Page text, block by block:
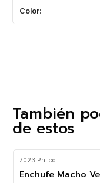
Color:
También
de estos
-50% OFF
7023 Philco
Enchufe Macho